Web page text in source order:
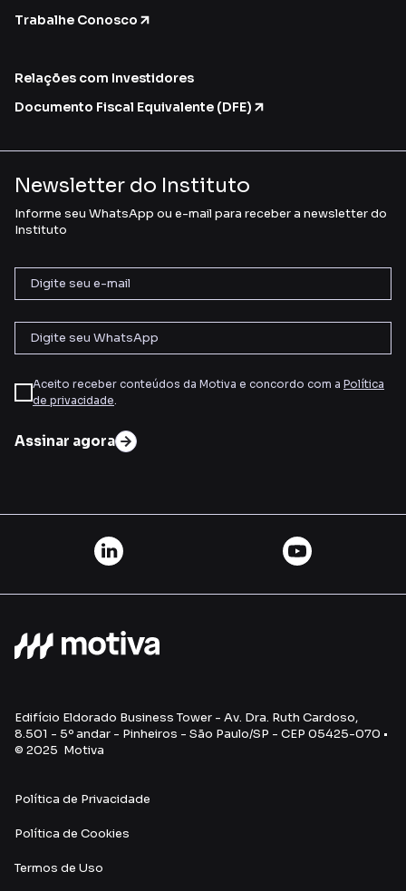
Trabalhe Conosco
Relações com Investidores
Documento Fiscal Equivalente (DFE)
Newsletter do Instituto
Informe seu WhatsApp ou e-mail para receber a newsletter do
Instituto
Aceito receber conteúdos da Motiva e concordo com a Política
de privacidade.
Assinar agora
Edifício Eldorado Business Tower - Av. Dra. Ruth Cardoso,
8.501 - 5º andar - Pinheiros - São Paulo/SP - CEP 05425-070 •
© 2025 Motiva
Política de Privacidade
Política de Cookies
Termos de Uso